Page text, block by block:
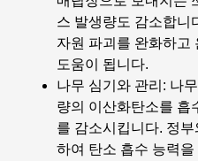
스 발생량도 감소합니
자원 파괴를 완화하고
도움이 됩니다.
나무 심기와 관리 : 나
량의 이산화탄소를 흡
를 감소시킵니다. 정
하여 탄소 흡수 능력